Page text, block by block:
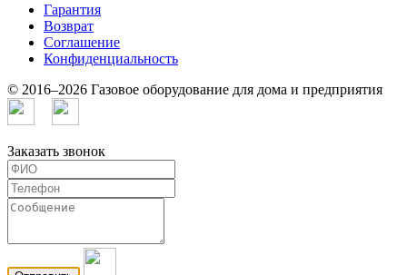
Гарантия
Возврат
Cоглашение
Конфиденциальность
© 2016–2026 Газовое оборудование для дома и предприятия
Заказать звонок